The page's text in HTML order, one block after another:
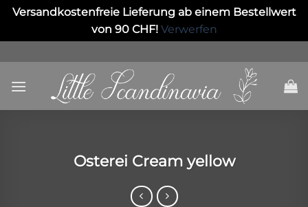
Versandkostenfreie Lieferung ab einem Bestellwert
von 90 CHF! Verwerfen
to
content
Osterei Cream yellow